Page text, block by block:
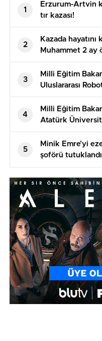
1
Erzurum-Artvin
tır kazası!
2
Kazada hayatını
Muhammet 2 ay
evlenmişti!
3
Milli Eğitim
Uluslararası
katılan
geldi
4
Milli Eğitim
Atatürk
akademik yılı
konuştu
5
Minik Emre’yi
şoförü